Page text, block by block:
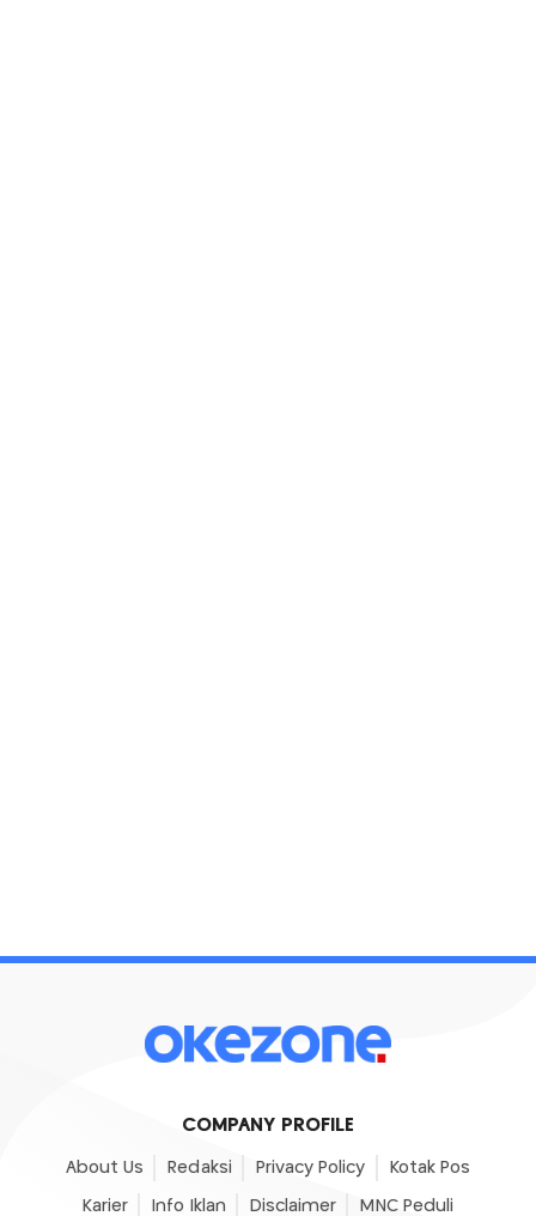
COMPANY PROFILE
About Us Redaksi Privacy Policy Kotak Pos
Karier Info Iklan Disclaimer MNC Peduli